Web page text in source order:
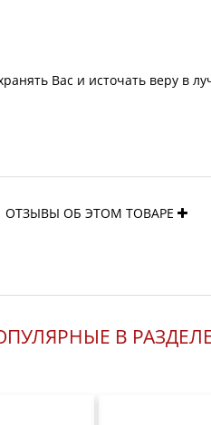
Вас и источать веру в
ОТЗЫВЫ ОБ ЭТОМ ТОВАРЕ
В